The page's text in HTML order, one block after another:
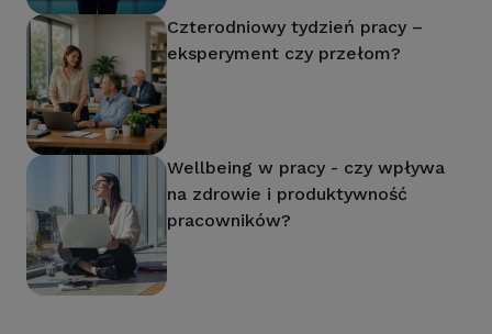
Czterodniowy tydzień pracy –
eksperyment czy przełom?
Wellbeing w pracy - czy wpływa
na zdrowie i produktywność
pracowników?